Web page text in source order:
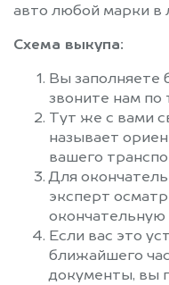
авто любой марки в
Схема выкупа:
Вы заполняете
звоните нам по
Тут же с вами
называет
вашего
Для
эксперт
окончательную
Если вас это
ближайшего
документы, вы